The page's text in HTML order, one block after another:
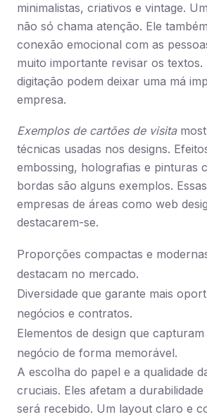
minimalistas, criativos e vintage.
não só chama atenção. Ele
conexão emocional com as
muito importante revisar os textos.
digitação podem deixar uma má
empresa.
Exemplos de cartões de visita
técnicas usadas nos designs.
embossing, holografias e pinturas
bordas são alguns exemplos.
empresas de áreas como web
destacarem-se.
Proporções compactas e
destacam no mercado.
Diversidade que garante mais
negócios e contratos.
Elementos de design que
negócio de forma memorável.
A escolha do papel e a qualidade
cruciais. Eles afetam a
será recebido. Um layout claro e